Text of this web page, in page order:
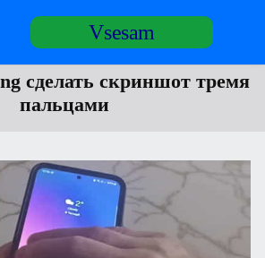
Vsesam
сделать скриншот тремя
пальцами